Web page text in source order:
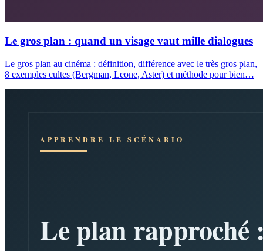
Le gros plan : quand un visage vaut mille dialogues
Le gros plan au cinéma : définition, différence avec le très gros plan,
8 exemples cultes (Bergman, Leone, Aster) et méthode pour bien…